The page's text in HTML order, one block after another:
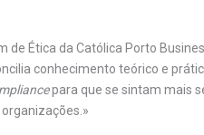
de Ética da Católica Porto
conhecimento teórico e
para que se sintam mais